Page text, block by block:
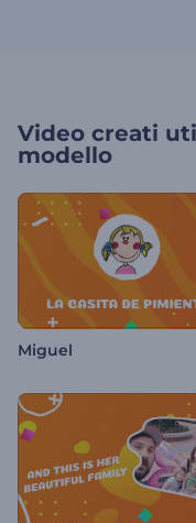
Video creati
modello
Miguel